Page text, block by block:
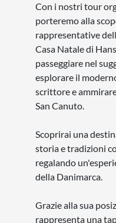
Con i nostri tour
porteremo alla
rappresentative
Casa Natale di
passeggiare nel
esplorare il
scrittore e
San Canuto.
Scoprirai una
storia e tradizioni
regalando
della Danimarca.
Grazie alla sua
rappresenta una